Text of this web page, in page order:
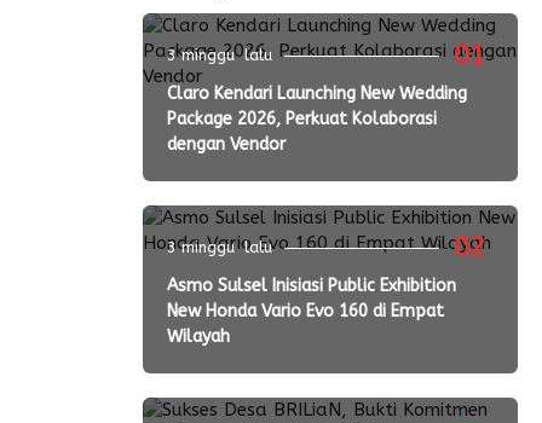
01
3 minggu lalu
Claro Kendari Launching New Wedding
Package 2026, Perkuat Kolaborasi
dengan Vendor
02
3 minggu lalu
Asmo Sulsel Inisiasi Public Exhibition
New Honda Vario Evo 160 di Empat
Wilayah